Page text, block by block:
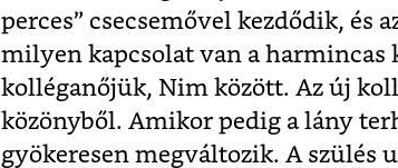
perces” csecsemővel kezdődik, és
milyen kapcsolat van a harmincas
kolléganőjük, Nim között. Az új
közönyből. Amikor pedig a lány
gyökeresen megváltozik. A szülés